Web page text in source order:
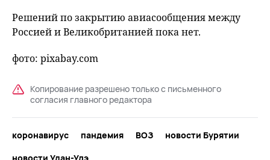
Решений по закрытию авиасообщения между
Россией и Великобританией пока нет.
фото: pixabay.com
Копирование разрешено только с письменного
согласия главного редактора
коронавирус пандемия ВОЗ
новости Бурятии